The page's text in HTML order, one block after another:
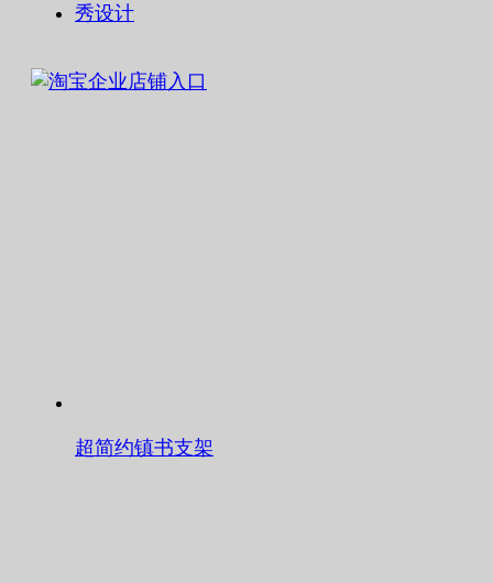
秀设计
超简约镇书支架